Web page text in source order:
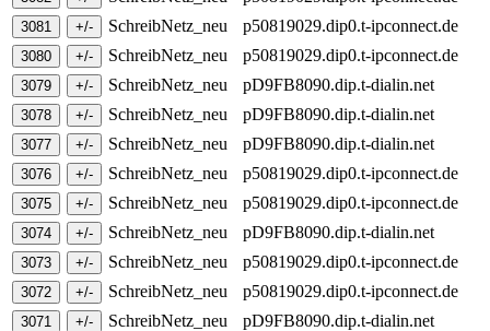
SchreibNetz_neu
p50819029.dip0.t-ipconnect.de
SchreibNetz_neu
p50819029.dip0.t-ipconnect.de
SchreibNetz_neu
pD9FB8090.dip.t-dialin.net
SchreibNetz_neu
pD9FB8090.dip.t-dialin.net
SchreibNetz_neu
pD9FB8090.dip.t-dialin.net
SchreibNetz_neu
p50819029.dip0.t-ipconnect.de
SchreibNetz_neu
p50819029.dip0.t-ipconnect.de
SchreibNetz_neu
pD9FB8090.dip.t-dialin.net
SchreibNetz_neu
p50819029.dip0.t-ipconnect.de
SchreibNetz_neu
p50819029.dip0.t-ipconnect.de
SchreibNetz_neu
pD9FB8090.dip.t-dialin.net